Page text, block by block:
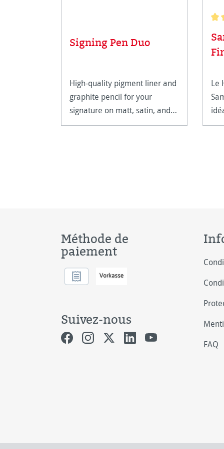
Signing Pen Duo
High-quality pigment liner and
graphite pencil for your
signature on matt, satin, and
high-gloss paper surfaces.
Le
Méthode de
paiement
Suivez-nous
FAQ